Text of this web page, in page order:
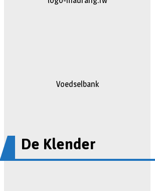
johan
Voedselbank
De Klender